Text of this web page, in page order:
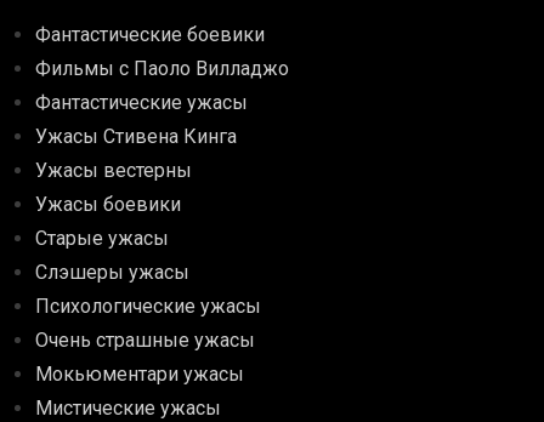
Фантастические боевики
Фильмы с Паоло Вилладжо
Фантастические ужасы
Ужасы Стивена Кинга
Ужасы вестерны
Ужасы боевики
Старые ужасы
Слэшеры ужасы
Психологические ужасы
Очень страшные ужасы
Мокьюментари ужасы
Мистические ужасы